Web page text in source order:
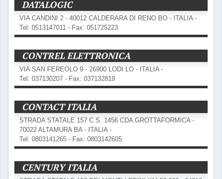
DATALOGIC
VIA CANDINI 2 - 40012 CALDERARA DI RENO BO - ITALIA -
Tel: 0513147011 - Fax: 051725223
CONTREL ELETTRONICA
VIA SAN FEREOLO 9 - 26900 LODI LO - ITALIA -
Tel: 037130207 - Fax: 037132819
CONTACT ITALIA
STRADA STATALE 157 C.S. 1456 CDA GROTTAFORMICA -
70022 ALTAMURA BA - ITALIA -
Tel: 0803141265 - Fax: 0803142605
CENTURY ITALIA